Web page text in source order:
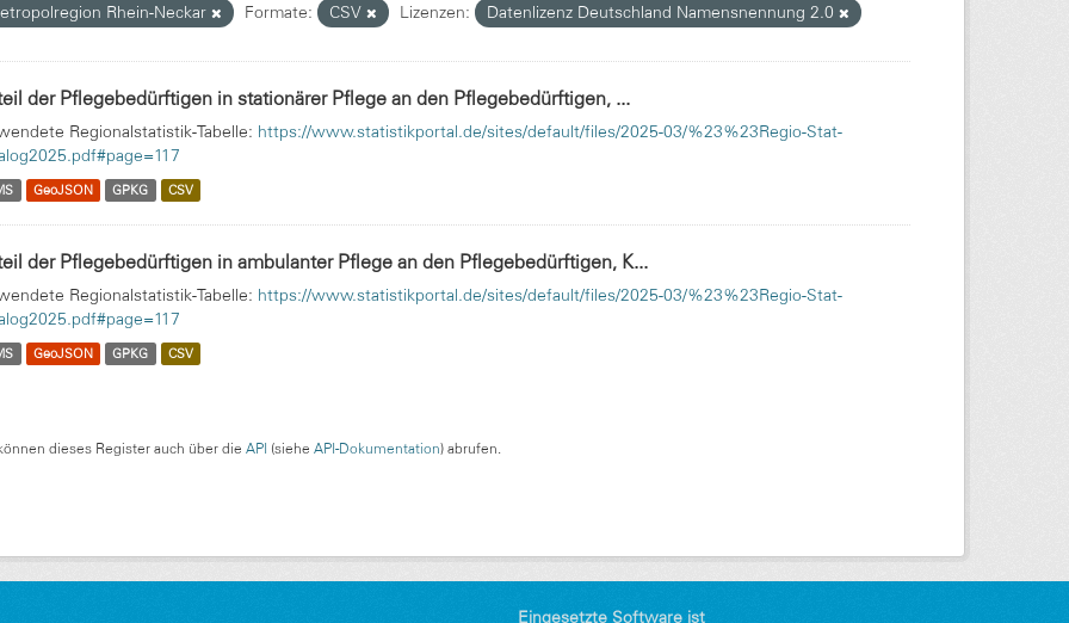
Rhein-Neckar
Formate: CSV Lizenzen: Datenlizenz Deutschland Namensnennung 2.0
der Pflegebedürftigen in stationärer Pflege an den Pflegebedürftigen, ...
Regionalstatistik-Tabelle: https://www.statistikportal.de/sites/default/files/2025-03/%23%23Regio-Stat-
GeoJSON GPKG CSV
der Pflegebedürftigen in ambulanter Pflege an den Pflegebedürftigen, K...
Regionalstatistik-Tabelle: https://www.statistikportal.de/sites/default/files/2025-03/%23%23Regio-Stat-
GeoJSON GPKG CSV
dieses Register auch über die API (siehe API-Dokumentation) abrufen.
Eingesetzte Software ist